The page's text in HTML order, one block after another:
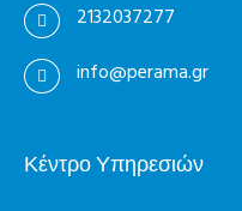
2132037277
info@perama.gr
Κέντρο Υπηρεσιών